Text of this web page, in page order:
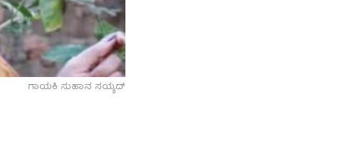
ಗಾಯಕಿ‌ ಸುಹಾನ ಸಯ್ಯದ್